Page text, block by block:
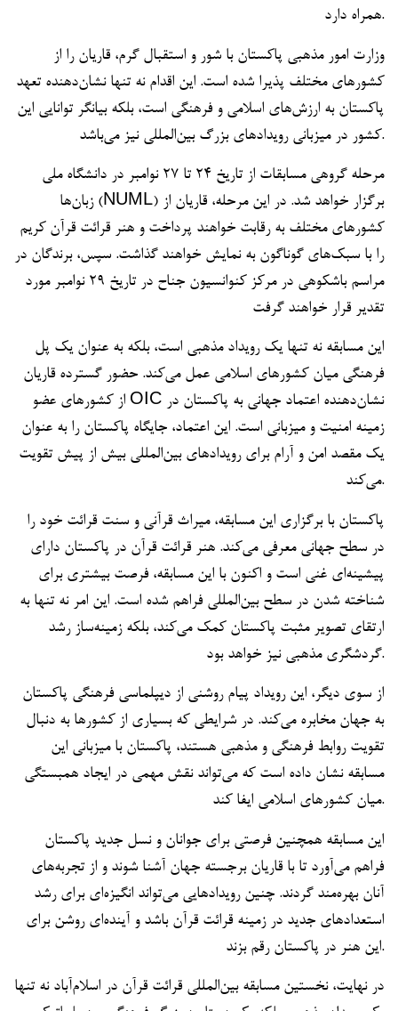
همراه دارد.
وزارت امور مذهبی پاکستان با شور و استقبال گرم، قاریان را از
کشورهای مختلف پذیرا شده است. این اقدام نه تنها نشان‌دهنده تعهد
پاکستان به ارزش‌های اسلامی و فرهنگی است، بلکه بیانگر توانایی این
کشور در میزبانی رویدادهای بزرگ بین‌المللی نیز می‌باشد.
مرحله گروهی مسابقات از تاریخ ۲۴ تا ۲۷ نوامبر در دانشگاه ملی
زبان‌ها (NUML) برگزار خواهد شد. در این مرحله، قاریان از
کشورهای مختلف به رقابت خواهند پرداخت و هنر قرائت قرآن کریم
را با سبک‌های گوناگون به نمایش خواهند گذاشت. سپس، برندگان در
مراسم باشکوهی در مرکز کنوانسیون جناح در تاریخ ۲۹ نوامبر مورد
تقدیر قرار خواهند گرفت
این مسابقه نه تنها یک رویداد مذهبی است، بلکه به عنوان یک پل
فرهنگی میان کشورهای اسلامی عمل می‌کند. حضور گسترده قاریان
از کشورهای عضو OIC نشان‌دهنده اعتماد جهانی به پاکستان در
زمینه امنیت و میزبانی است. این اعتماد، جایگاه پاکستان را به عنوان
یک مقصد امن و آرام برای رویدادهای بین‌المللی بیش از پیش تقویت
می‌کند.
پاکستان با برگزاری این مسابقه، میراث قرآنی و سنت قرائت خود را
در سطح جهانی معرفی می‌کند. هنر قرائت قرآن در پاکستان دارای
پیشینه‌ای غنی است و اکنون با این مسابقه، فرصت بیشتری برای
شناخته شدن در سطح بین‌المللی فراهم شده است. این امر نه تنها به
ارتقای تصویر مثبت پاکستان کمک می‌کند، بلکه زمینه‌ساز رشد
گردشگری مذهبی نیز خواهد بود.
از سوی دیگر، این رویداد پیام روشنی از دیپلماسی فرهنگی پاکستان
به جهان مخابره می‌کند. در شرایطی که بسیاری از کشورها به دنبال
تقویت روابط فرهنگی و مذهبی هستند، پاکستان با میزبانی این
مسابقه نشان داده است که می‌تواند نقش مهمی در ایجاد همبستگی
میان کشورهای اسلامی ایفا کند.
این مسابقه همچنین فرصتی برای جوانان و نسل جدید پاکستان
فراهم می‌آورد تا با قاریان برجسته جهان آشنا شوند و از تجربه‌های
آنان بهره‌مند گردند. چنین رویدادهایی می‌تواند انگیزه‌ای برای رشد
استعدادهای جدید در زمینه قرائت قرآن باشد و آینده‌ای روشن برای
این هنر در پاکستان رقم بزند.
در نهایت، نخستین مسابقه بین‌المللی قرائت قرآن در اسلام‌آباد نه تنها